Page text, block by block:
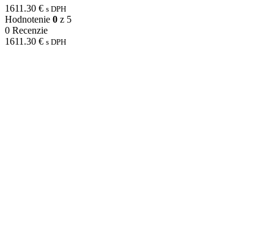
1611.30 € s DPH
Hodnotenie 0 z 5
0 Recenzie
1611.30 € s DPH